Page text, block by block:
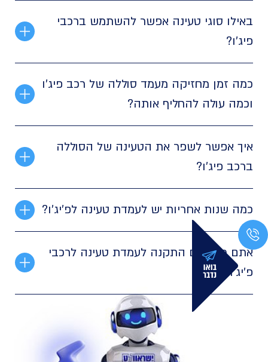
באילו סוגי טעינה אפשר להשתמש ברכבי
פיג'ו?
כמה זמן מחזיקה מעמד סוללה של רכב פיג'ו
וכמה עולה להחליף אותה?
איך אפשר לשפר את הטעינה של הסוללה
ברכב פיג'ו?
כמה שנות אחריות יש לעמדת טעינה לפ'יג'ו?
אתם מבצעים התקנה לעמדת טעינה לרכבי
פ'יג'ו?